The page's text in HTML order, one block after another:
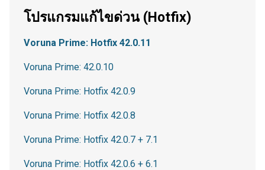
โปรแกรมแก้ไขด่วน (Hotfix)
Voruna Prime: Hotfix 42.0.11
Voruna Prime: 42.0.10
Voruna Prime: Hotfix 42.0.9
Voruna Prime: Hotfix 42.0.8
Voruna Prime: Hotfix 42.0.7 + 7.1
Voruna Prime: Hotfix 42.0.6 + 6.1